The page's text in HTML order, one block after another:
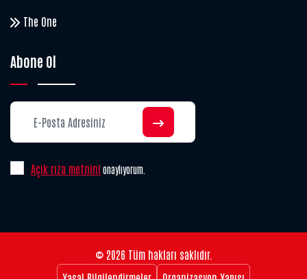
The One
Abone Ol
Açık rıza metnini onaylıyorum.
© 2026 Tüm hakları saklıdır.